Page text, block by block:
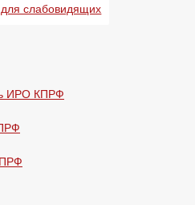
слабовидящих
ИРО КПРФ